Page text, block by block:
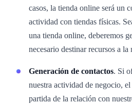
casos, la tienda online será un
actividad con tiendas físicas.
una tienda online, deberemos
necesario destinar recursos a la
Generación de contactos. Si
nuestra actividad de negocio,
partida de la relación con